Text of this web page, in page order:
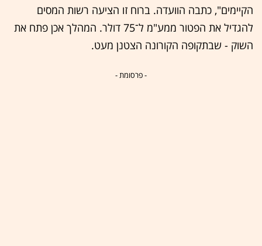
הקיימים", כתבה הוועדה. ברוח זו הציעה רשות המסים
להגדיל את הפטור ממע"מ ל־75 דולר. המהלך אכן פתח את
השוק - שבתקופה הקורונה הצטנן מעט.
- פרסומת -